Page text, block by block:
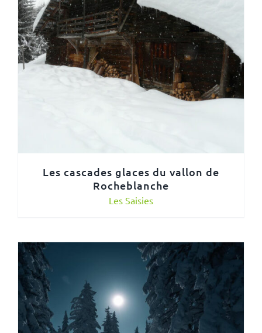
Les cascades glaces du vallon de
Rocheblanche
Les Saisies